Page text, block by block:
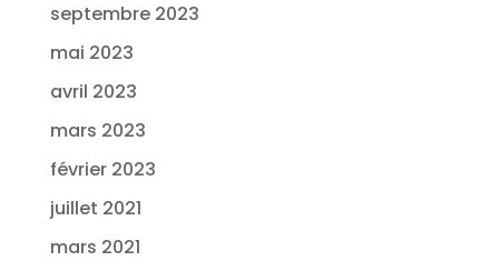
septembre 2023
mai 2023
avril 2023
mars 2023
février 2023
juillet 2021
mars 2021